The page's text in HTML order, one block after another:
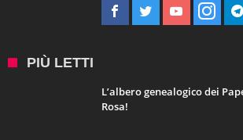
PIÙ LETTI
L’albero genealogico dei
Rosa!